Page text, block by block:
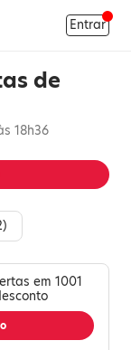
Entrar
de
18h36
)
em 1001